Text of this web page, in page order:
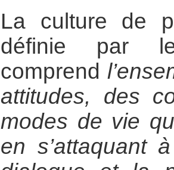
La culture de
définie par
comprend
attitudes, des
modes de vie
en s’attaquant